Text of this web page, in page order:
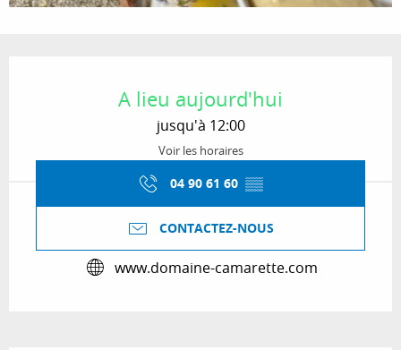
A lieu aujourd'hui
jusqu'à 12:00
Voir les horaires
04 90 61 60 ▒▒
CONTACTEZ-NOUS
www.domaine-camarette.com